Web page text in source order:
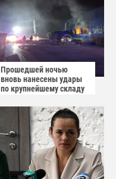
Прошедшей ночью
вновь нанесены удары
по крупнейшему складу
маркетплейса Rozetka